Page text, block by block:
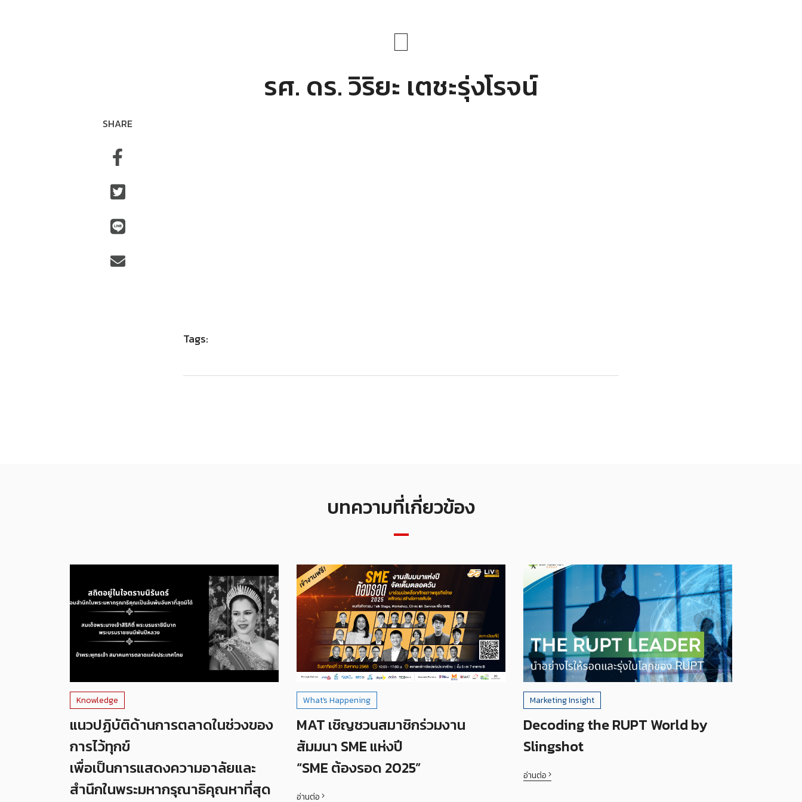
รศ. ดร. วิริยะ เตชะรุ่งโรจน์
SHARE
Tags:
บทความที่เกี่ยวข้อง
Knowledge
แนวปฏิบัติด้านการตลาดในช่วงของ
การไว้ทุกข์
เพื่อเป็นการแสดงความอาลัยและ
สำนึกในพระมหากรุณาธิคุณหาที่สุด
What's Happening
MAT เชิญชวนสมาชิกร่วมงาน
สัมมนา SME แห่งปี
“SME ต้องรอด 2025”
อ่านต่อ
Marketing Insight
Decoding the RUPT World by
Slingshot
อ่านต่อ